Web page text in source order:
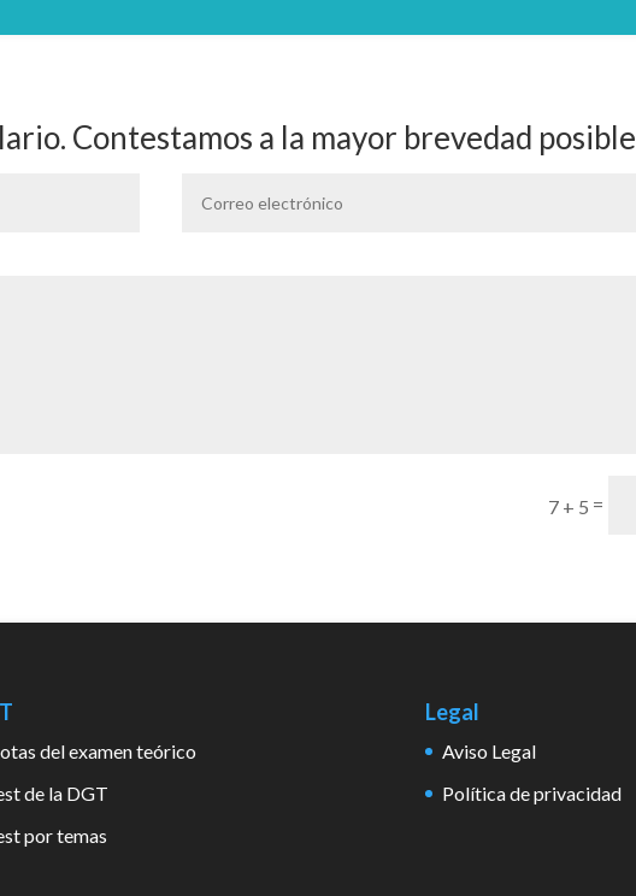
Contestamos a la mayor brevedad posible
7 + 5 =
del examen teórico
de la DGT
por temas
Legal
Aviso Legal
Política de privacidad